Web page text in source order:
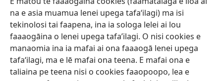
na e asia muamua lenei upega tafaʻilagi) ma isi
tekinolosi tai faapena, ina ia sologa lelei ai lou
faaaogāina o lenei upega tafa’ilagi. O nisi cookies e
manaomia ina ia mafai ai ona faaaogā lenei upega
tafaʻilagi, ma e lē mafai ona teena. E mafai ona e
taliaina pe teena nisi o cookies faaopoopo, lea e
(tatala
se
isi
polokalame)
Lomiga Faale-Tusi Paia I LE INITANETI™
(tatala
se
isi
polokalame)
JW Hub
(tatala